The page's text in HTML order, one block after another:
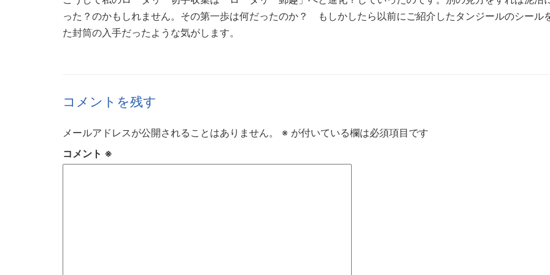
った？のかもしれません。その第一歩は何だったのか？ もしかしたら以前にご紹介したタンジールのシール
た封筒の入手だったような気がします。
コメントを残す
メールアドレスが公開されることはありません。 ※ が付いている欄は必須項目です
コメント ※